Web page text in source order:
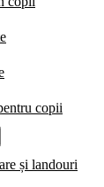
copii
și landouri